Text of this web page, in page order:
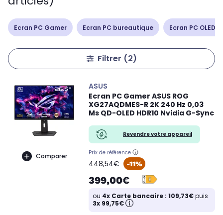
Ecran PC Gamer Ecran PC bureautique Ecran PC OLED /
Filtrer (2)
Comparer
ASUS
Ecran PC Gamer ASUS ROG
XG27AQDMES-R 2K 240 Hz 0,03
Ms QD-OLED HDR10 Nvidia G-Sync
Revendre votre appareil
Prix de référence
oldPrice
448,54€ -11%
399,00€
ou 4x Carte bancaire : 109,73€puis
3x 99,75€